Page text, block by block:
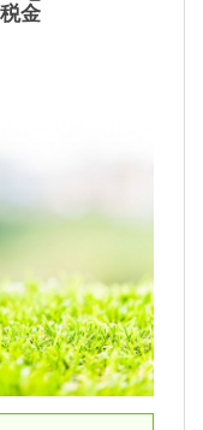
金